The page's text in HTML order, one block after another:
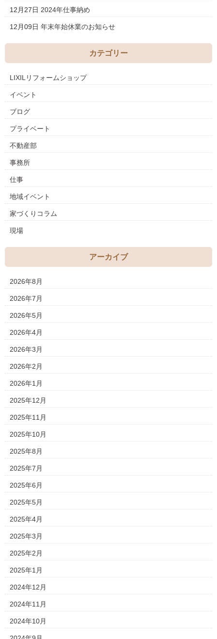
12月27日 2024年仕事納め
12月09日 年末年始休業のお知らせ
カテゴリー
LIXILリフォームショップ
イベント
ブログ
プライベート
不動産部
事務所
仕事
地域イベント
家づくりコラム
現場
アーカイブ
2026年8月
2026年7月
2026年5月
2026年4月
2026年3月
2026年2月
2026年1月
2025年12月
2025年11月
2025年10月
2025年8月
2025年7月
2025年6月
2025年5月
2025年4月
2025年3月
2025年2月
2025年1月
2024年12月
2024年11月
2024年10月